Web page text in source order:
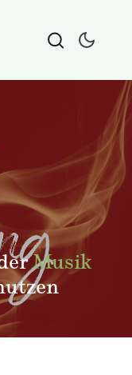
Musik